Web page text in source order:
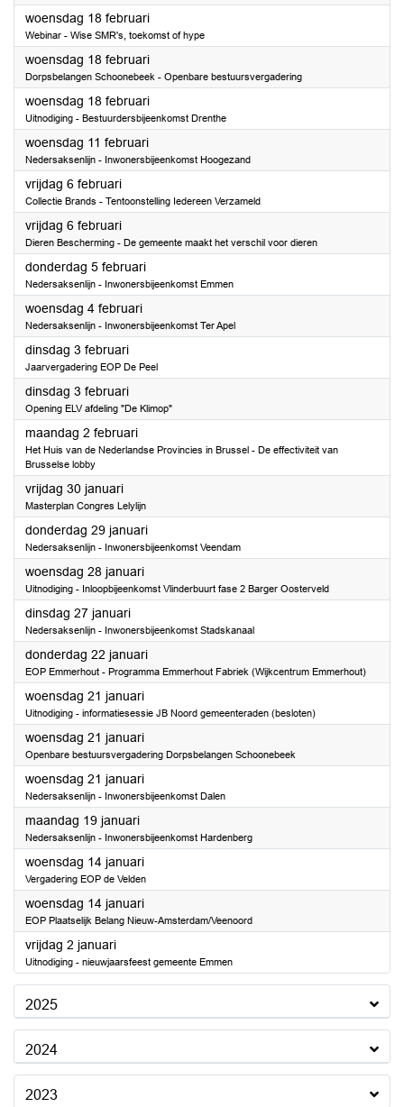
woensdag 18 februari2026
Webinar - Wise SMR's, toekomst of hype
woensdag 18 februari2026
Dorpsbelangen Schoonebeek - Openbare bestuursvergadering
woensdag 18 februari2026
Uitnodiging - Bestuurdersbijeenkomst Drenthe
woensdag 11 februari2026
Nedersaksenlijn - Inwonersbijeenkomst Hoogezand
vrijdag 6 februari2026
Collectie Brands - Tentoonstelling Iedereen Verzameld
vrijdag 6 februari2026
Dieren Bescherming - De gemeente maakt het verschil voor dieren
donderdag 5 februari2026
Nedersaksenlijn - Inwonersbijeenkomst Emmen
woensdag 4 februari2026
Nedersaksenlijn - Inwonersbijeenkomst Ter Apel
dinsdag 3 februari2026
Jaarvergadering EOP De Peel
dinsdag 3 februari2026
Opening ELV afdeling "De Klimop"
maandag 2 februari2026
Het Huis van de Nederlandse Provincies in Brussel - De effectiviteit van
Brusselse lobby
vrijdag 30 januari2026
Masterplan Congres Lelylijn
donderdag 29 januari2026
Nedersaksenlijn - Inwonersbijeenkomst Veendam
woensdag 28 januari2026
Uitnodiging - Inloopbijeenkomst Vlinderbuurt fase 2 Barger Oosterveld
dinsdag 27 januari2026
Nedersaksenlijn - Inwonersbijeenkomst Stadskanaal
donderdag 22 januari2026
EOP Emmerhout - Programma Emmerhout Fabriek (Wijkcentrum Emmerhout)
woensdag 21 januari2026
Uitnodiging - informatiesessie JB Noord gemeenteraden (besloten)
woensdag 21 januari2026
Openbare bestuursvergadering Dorpsbelangen Schoonebeek
woensdag 21 januari2026
Nedersaksenlijn - Inwonersbijeenkomst Dalen
maandag 19 januari2026
Nedersaksenlijn - Inwonersbijeenkomst Hardenberg
woensdag 14 januari2026
Vergadering EOP de Velden
woensdag 14 januari2026
EOP Plaatselijk Belang Nieuw-Amsterdam/Veenoord
vrijdag 2 januari2026
Uitnodiging - nieuwjaarsfeest gemeente Emmen
2025
2024
2023